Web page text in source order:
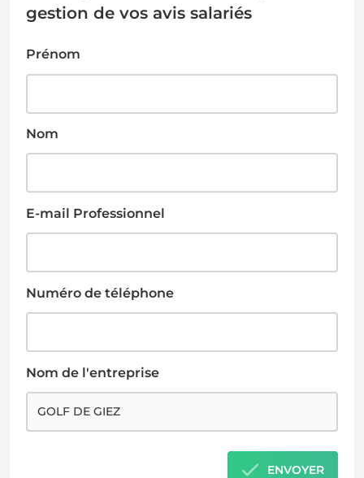
gestion de vos avis salariés
Prénom
Nom
E-mail Professionnel
Numéro de téléphone
Nom de l'entreprise
ENVOYER